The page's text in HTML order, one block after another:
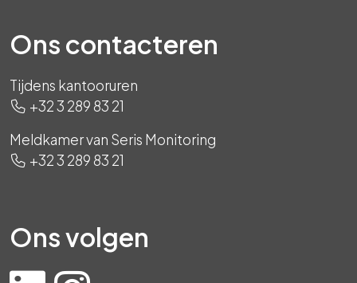
Ons contacteren
Tijdens kantooruren
+32 3 289 83 21
Meldkamer van Seris Monitoring
+32 3 289 83 21
Ons volgen